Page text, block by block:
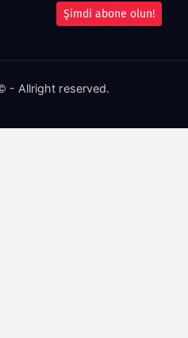
Şimdi abone olun!
- Allright reserved.